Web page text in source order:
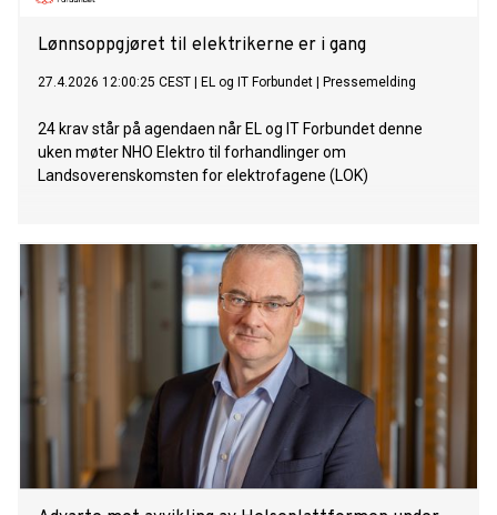
Lønnsoppgjøret til elektrikerne er i gang
27.4.2026 12:00:25 CEST EL og IT Forbundet Pressemelding
24 krav står på agendaen når EL og IT Forbundet denne
uken møter NHO Elektro til forhandlinger om
Landsoverenskomsten for elektrofagene (LOK)